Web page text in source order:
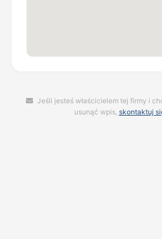
Jeśli jesteś właścicielem tej firmy i
usunąć wpis, skontaktuj